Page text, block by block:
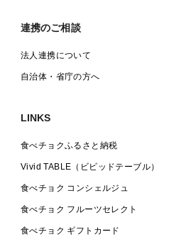
連携のご相談
法人連携について
自治体・省庁の方へ
LINKS
食べチョクふるさと納税
Vivid TABLE（ビビッドテーブル）
食べチョク コンシェルジュ
食べチョク フルーツセレクト
食べチョク ギフトカード